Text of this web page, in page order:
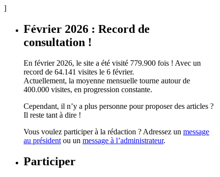
]
Février 2026 : Record de
consultation !
En février 2026, le site a été visité 779.900 fois ! Avec un
record de 64.141 visites le 6 février.
Actuellement, la moyenne mensuelle tourne autour de
400.000 visites, en progression constante.
Cependant, il n’y a plus personne pour proposer des articles ?
Il reste tant à dire !
Vous voulez participer à la rédaction ? Adressez un message
au président ou un message à l’administrateur.
Participer